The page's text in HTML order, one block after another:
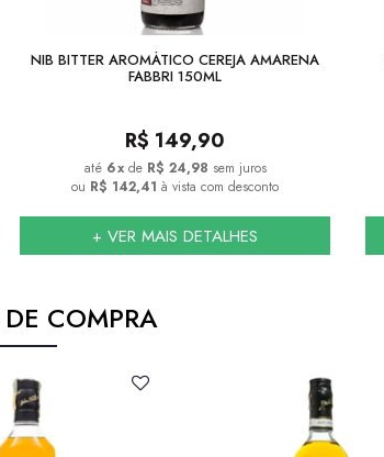
NIB BITTER AROMÁTICO CEREJA AMARENA
FABBRI 150ML
R$ 149,90
6x de R$ 24,98 sem juros
ou R$ 142,41 à vista com desconto
+ VER MAIS DETALHES
COMPRA